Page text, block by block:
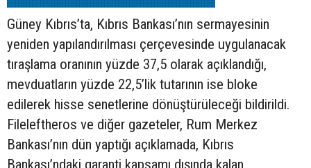
Güney Kıbrıs’ta, Kıbrıs Bankası’nın sermayesinin
yeniden yapılandırılması çerçevesinde uygulanacak
tıraşlama oranının yüzde 37,5 olarak açıklandığı,
mevduatların yüzde 22,5’lik tutarının ise bloke
edilerek hisse senetlerine dönüştürüleceği bildirildi.
Fileleftheros ve diğer gazeteler, Rum Merkez
Bankası’nın dün yaptığı açıklamada, Kıbrıs
Bankası’ndaki garanti kapsamı dışında kalan